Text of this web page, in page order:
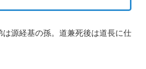
源経基の孫。道兼死後は道長に仕